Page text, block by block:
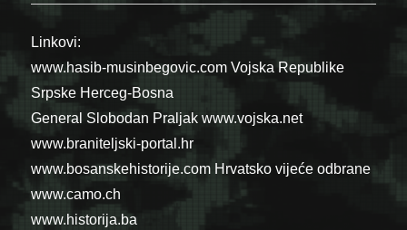
Linkovi:
www.hasib-musinbegovic.com Vojska Republike
Srpske Herceg-Bosna
General Slobodan Praljak www.vojska.net
www.braniteljski-portal.hr
www.bosanskehistorije.com Hrvatsko vijeće odbrane
www.camo.ch
www.historija.ba